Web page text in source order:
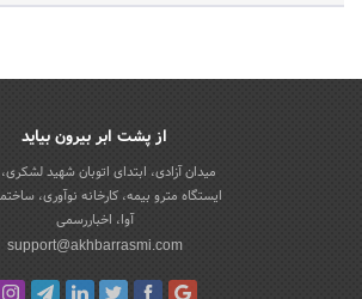
از پشت ابر بیرون بیاید
میدان آزادی، ابتدای اتوبان شهید
ایستگاه مترو بیمه، کارخانه نوآوری،
آوا، اخباررسمی
support@akhbarrasmi.com